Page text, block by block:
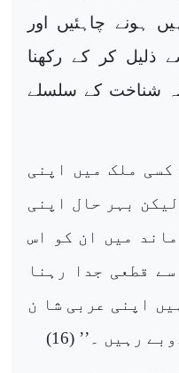
ہونے چاہئیں اور
ذلیل کر کے رکھنا
شناخت کے سلسلے
کسی ملک میں اپنی
بہر حال اپنی
میں ان کو اس
قطعی جدا رہنا
اپنی عربی شا ن
رہیں ۔’’ (16)